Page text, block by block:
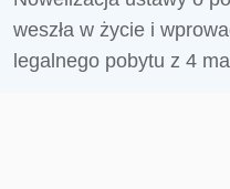
weszła w życie i
legalnego pobytu z 4